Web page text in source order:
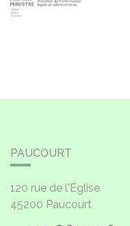
PAUCOURT
120 rue de l'Église
45200 Paucourt